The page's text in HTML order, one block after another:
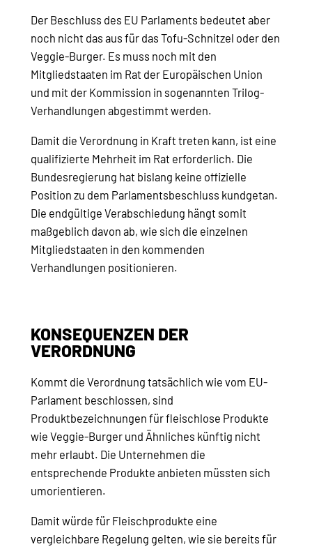
Der Beschluss des EU Parlaments bedeutet aber
noch nicht das aus für das Tofu-Schnitzel oder den
Veggie-Burger. Es muss noch mit den
Mitgliedstaaten im Rat der Europäischen Union
und mit der Kommission in sogenannten Trilog-
Verhandlungen abgestimmt werden.
Damit die Verordnung in Kraft treten kann, ist eine
qualifizierte Mehrheit im Rat erforderlich. Die
Bundesregierung hat bislang keine offizielle
Position zu dem Parlamentsbeschluss kundgetan.
Die endgültige Verabschiedung hängt somit
maßgeblich davon ab, wie sich die einzelnen
Mitgliedstaaten in den kommenden
Verhandlungen positionieren.
KONSEQUENZEN DER
VERORDNUNG
Kommt die Verordnung tatsächlich wie vom EU-
Parlament beschlossen, sind
Produktbezeichnungen für fleischlose Produkte
wie Veggie-Burger und Ähnliches künftig nicht
mehr erlaubt. Die Unternehmen die
entsprechende Produkte anbieten müssten sich
umorientieren.
Damit würde für Fleischprodukte eine
vergleichbare Regelung gelten, wie sie bereits für